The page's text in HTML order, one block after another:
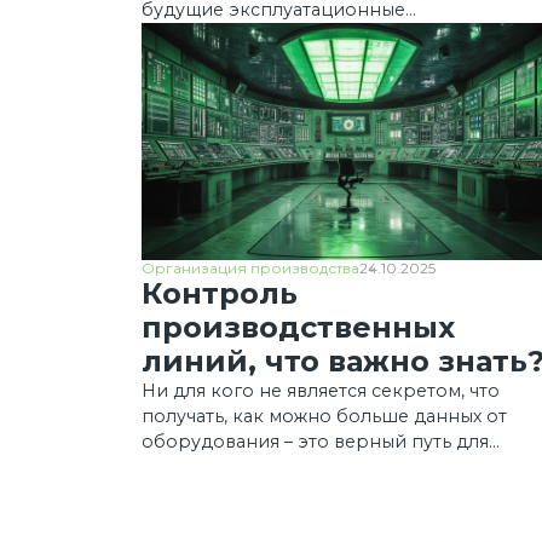
будущие эксплуатационные
характеристики изделий.
Организация производства24.10.2025
Контроль
производственных
линий, что важно знать?
Ни для кого не является секретом, что
получать, как можно больше данных от
оборудования – это верный путь для